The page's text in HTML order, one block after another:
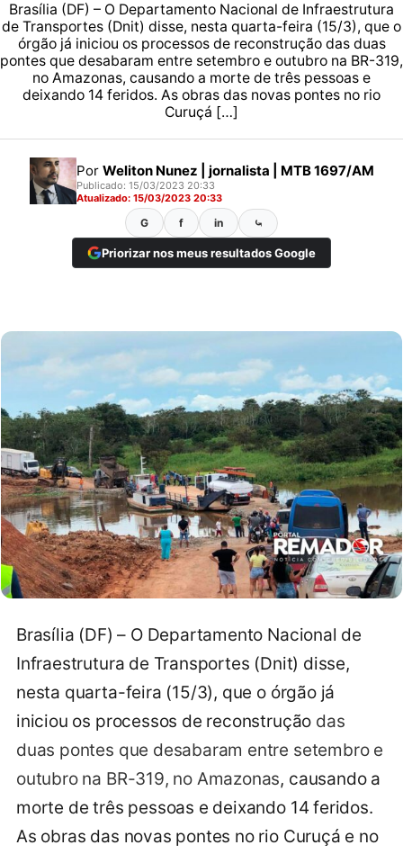
Brasília (DF) – O Departamento Nacional de Infraestrutura
de Transportes (Dnit) disse, nesta quarta-feira (15/3), que o
órgão já iniciou os processos de reconstrução das duas
pontes que desabaram entre setembro e outubro na BR-319,
no Amazonas, causando a morte de três pessoas e
deixando 14 feridos. As obras das novas pontes no rio
Curuçá […]
Por Weliton Nunez | jornalista | MTB 1697/AM
Publicado: 15/03/2023 20:33
Atualizado: 15/03/2023 20:33
G f in ⤿
Priorizar nos meus resultados Google
Brasília (DF) – O Departamento Nacional de
Infraestrutura de Transportes (Dnit) disse,
nesta quarta-feira (15/3), que o órgão já
iniciou os processos de reconstrução das
duas pontes que desabaram entre setembro e
outubro na BR-319, no Amazonas, causando a
morte de três pessoas e deixando 14 feridos.
As obras das novas pontes no rio Curuçá e no